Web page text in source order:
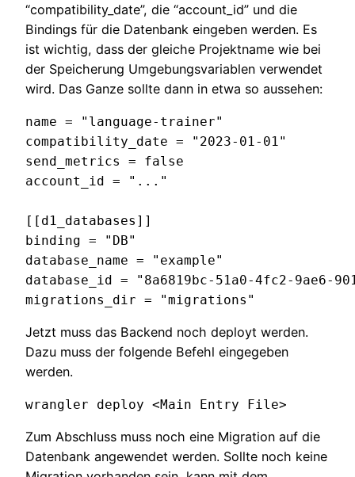
“compatibility_date”, die “account_id” und die
Bindings für die Datenbank eingeben werden. Es
ist wichtig, dass der gleiche Projektname wie bei
der Speicherung Umgebungsvariablen verwendet
wird. Das Ganze sollte dann in etwa so aussehen:
name = "language-trainer"
compatibility_date = "2023-01-01"
send_metrics = false
account_id = "..."
[[d1_databases]]
binding = "DB"
database_name = "example"
database_id = "8a6819bc-51a0-4fc2-9ae6-
migrations_dir = "migrations"
Jetzt muss das Backend noch deployt werden.
Dazu muss der folgende Befehl eingegeben
werden.
wrangler deploy <Main Entry File>
Zum Abschluss muss noch eine Migration auf die
Datenbank angewendet werden. Sollte noch keine